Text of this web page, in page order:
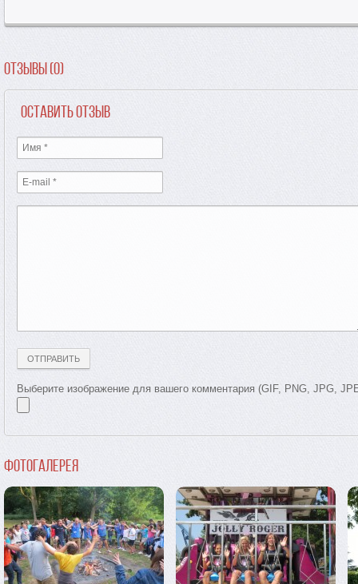
Отзывы (0)
Оставить отзыв
Выберите изображение для вашего комментария (GIF, PNG, JPG,
Фотогалерея